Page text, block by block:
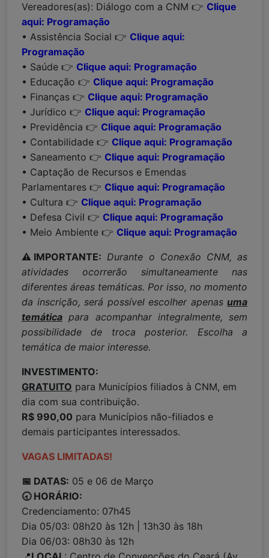
Vereadores(as): Diálogo com a CNM 👉 Clique
aqui: Programação
• Assistência Social 👉 Clique aqui:
Programação
• Saúde 👉 Clique aqui: Programação
• Educação 👉 Clique aqui: Programação
• Finanças 👉 Clique aqui: Programação
• Jurídico 👉 Clique aqui: Programação
• Previdência 👉 Clique aqui: Programação
• Contabilidade 👉 Clique aqui: Programação
• Saneamento 👉 Clique aqui: Programação
• Captação de Recursos e Emendas
Parlamentares 👉 Clique aqui: Programação
• Cultura 👉 Clique aqui: Programação
• Defesa Civil 👉 Clique aqui: Programação
• Meio Ambiente 👉 Clique aqui: Programação
⚠️IMPORTANTE: Durante o Conexão CNM, as
atividades ocorrerão simultaneamente nas
diferentes áreas temáticas. Por isso, no momento
da inscrição, será possível escolher apenas uma
temática para acompanhar integralmente, sem
possibilidade de troca posterior. Escolha a
temática de maior interesse.
INVESTIMENTO:
GRATUITO para Municípios filiados à CNM, em
dia com sua contribuição.
R$ 990,00 para Municípios não-filiados e
demais participantes interessados.
VAGAS LIMITADAS!
📅 DATAS: 05 e 06 de Março
🕣 HORÁRIO:
Credenciamento: 07h45
Dia 05/03: 08h20 às 12h | 13h30 às 18h
Dia 06/03: 08h30 às 12h